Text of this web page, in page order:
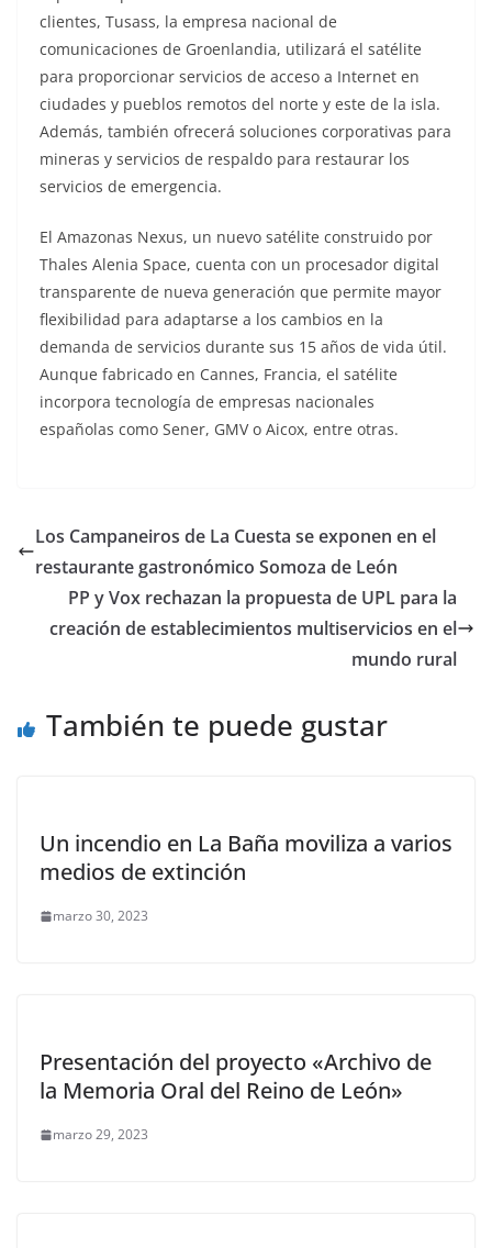
clientes, Tusass, la empresa nacional de
comunicaciones de Groenlandia, utilizará el satélite
para proporcionar servicios de acceso a Internet en
ciudades y pueblos remotos del norte y este de la isla.
Además, también ofrecerá soluciones corporativas para
mineras y servicios de respaldo para restaurar los
servicios de emergencia.
El Amazonas Nexus, un nuevo satélite construido por
Thales Alenia Space, cuenta con un procesador digital
transparente de nueva generación que permite mayor
flexibilidad para adaptarse a los cambios en la
demanda de servicios durante sus 15 años de vida útil.
Aunque fabricado en Cannes, Francia, el satélite
incorpora tecnología de empresas nacionales
españolas como Sener, GMV o Aicox, entre otras.
Los Campaneiros de La Cuesta se exponen en el
restaurante gastronómico Somoza de León
PP y Vox rechazan la propuesta de UPL para la
creación de establecimientos multiservicios en el
mundo rural
También te puede gustar
Un incendio en La Baña moviliza a varios
medios de extinción
marzo 30, 2023
Presentación del proyecto «Archivo de
la Memoria Oral del Reino de León»
marzo 29, 2023